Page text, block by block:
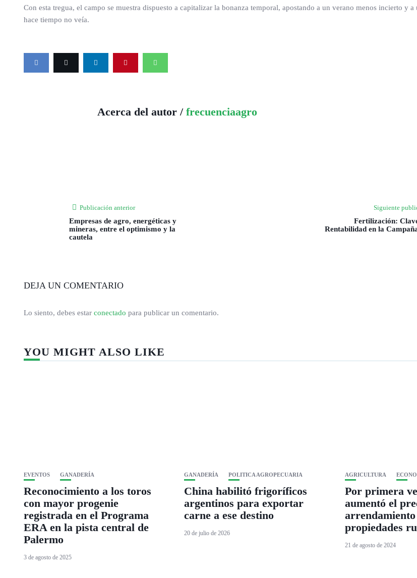
Con esta tregua, el campo se muestra dispuesto a capitalizar la bonanza temporal, apostando a un verano menos incierto y a
hace tiempo no veía.
Acerca del autor / frecuenciaagro
Publicación anterior
Empresas de agro, energéticas y
mineras, entre el optimismo y la
cautela
Siguiente
Fertilización:
Rentabilidad en la
DEJA UN COMENTARIO
Lo siento, debes estar conectado para publicar un comentario.
YOU MIGHT ALSO LIKE
EVENTOS GANADERÍA
Reconocimiento a los toros
con mayor progenie
registrada en el Programa
ERA en la pista central de
Palermo
3 de agosto de 2025
GANADERÍA POLITICA AGROPECUARIA
China habilitó frigoríficos
argentinos para exportar
carne a ese destino
20 de julio de 2026
AGRICULTURA
Por primera
aumentó el
arrendamiento
propiedades
21 de agosto de 2024